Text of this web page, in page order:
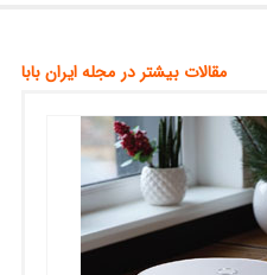
مقالات بیشتر در مجله ایران بابا